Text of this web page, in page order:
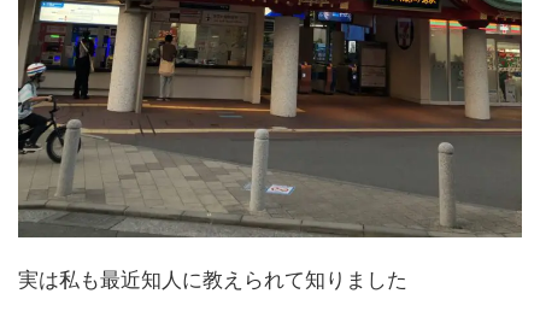
実は私も最近知人に教えられて知りました